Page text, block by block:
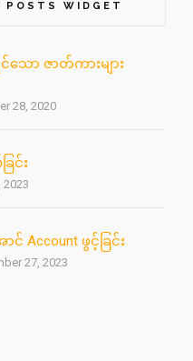
POSTS WIDGET
င်သော ဇာတ်ကားများ
28, 2020
ြင်း
2023
င် Account ဖွင့်ခြင်း
27, 2023